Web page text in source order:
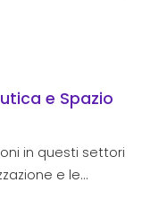
e Spazio
in questi settori
e le…